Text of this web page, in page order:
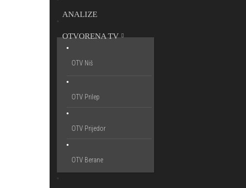
ANALIZE
OTVORENA TV
OTV Niš
OTV Prilep
OTV Prijedor
OTV Berane